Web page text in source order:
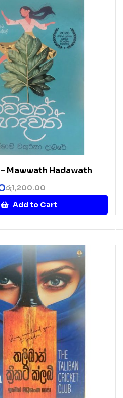
Mawwath Hadawath
රු1,200.00
Add to Cart